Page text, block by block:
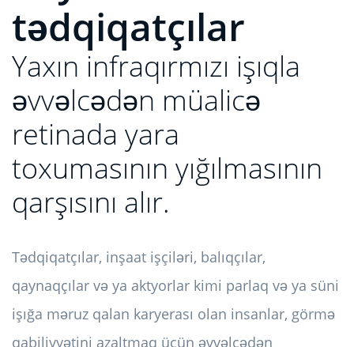
tədqiqatçılar
Yaxın infraqırmızı işıqla
əvvəlcədən müalicə
retinada yara
toxumasının yığılmasının
qarşısını alır.
Tədqiqatçılar, inşaat işçiləri, balıqçılar,
qaynaqçılar və ya aktyorlar kimi parlaq və ya süni
işığa məruz qalan karyerası olan insanlar, görmə
qabiliyyətini azaltmaq üçün əvvəlcədən